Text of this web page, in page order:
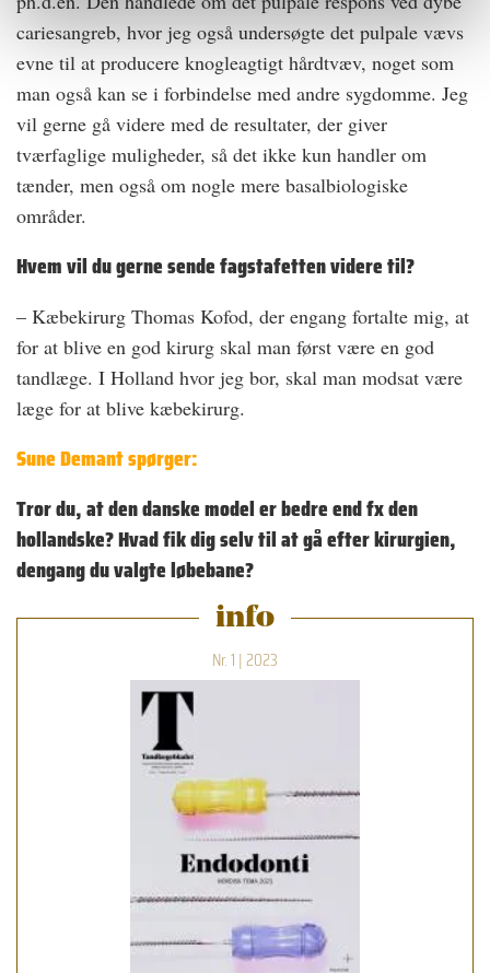
cariesangreb, hvor jeg også undersøgte det pulpale vævs
evne til at producere knogleagtigt hårdtvæv, noget som
man også kan se i forbindelse med andre sygdomme. Jeg
vil gerne gå videre med de resultater, der giver
tværfaglige muligheder, så det ikke kun handler om
tænder, men også om nogle mere basalbiologiske
områder.
Hvem vil du gerne sende fagstafetten videre til?
– Kæbekirurg Thomas Kofod, der engang fortalte mig, at
for at blive en god kirurg skal man først være en god
tandlæge. I Holland hvor jeg bor, skal man modsat være
læge for at blive kæbekirurg.
Sune Demant spørger:
Tror du, at den danske model er bedre end fx den
hollandske? Hvad fik dig selv til at gå efter kirurgien,
dengang du valgte løbebane?
info
Nr. 1 | 2023